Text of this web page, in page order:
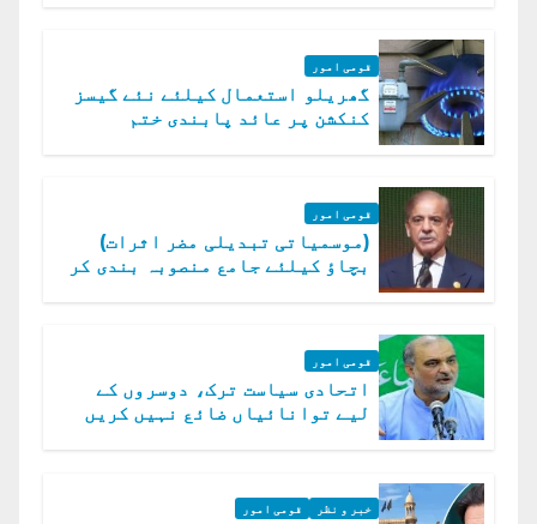
قومی امور
گھریلو استعمال کیلئے نئے گیسز
کنکشن پر عائد پابندی ختم
قومی امور
(موسمیاتی تبدیلی مضر اثرات)
بچاؤ کیلئے جامع منصوبہ بندی کر
قومی امور
اتحادی سیاست ترک، دوسروں کے
لیے توانائیاں ضائع نہیں کریں
خبر و نظر قومی امور